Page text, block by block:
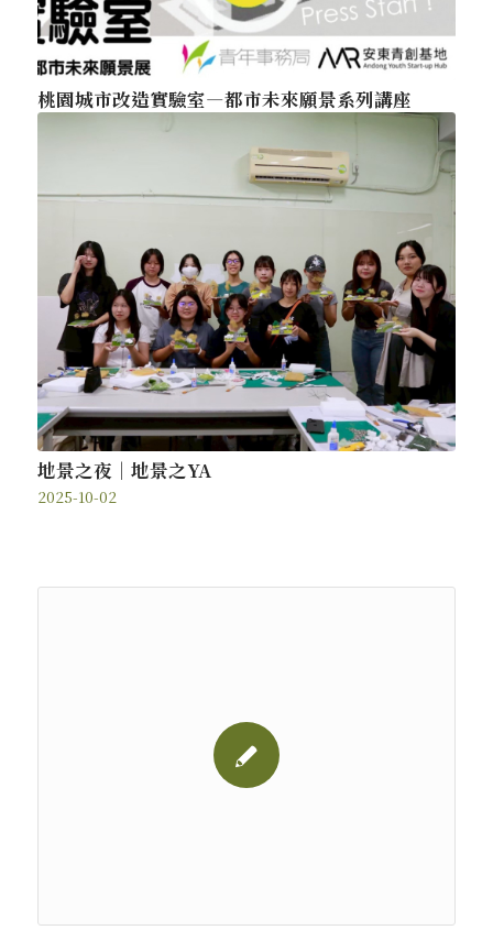
桃園城市改造實驗室—都市未來願景系列講座
地景之夜｜地景之YA
2025-10-02